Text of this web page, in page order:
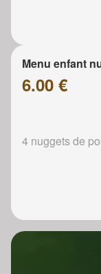
Menu enfant
6.00 €
4 nuggets de